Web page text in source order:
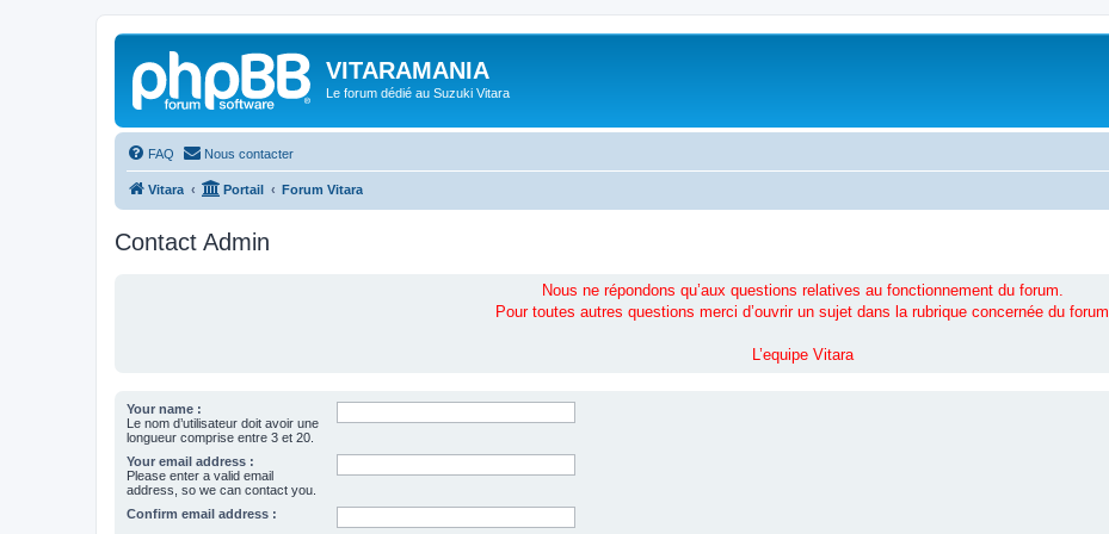
VITARAMANIA
Le forum dédié au Suzuki Vitara
FAQ Nous contacter
Vitara Portail Forum Vitara
Contact Admin
Nous ne répondons qu’aux questions relatives au fonctionnement du forum.
Pour toutes autres questions merci d’ouvrir un sujet dans la rubrique concernée du forum
L’equipe Vitara
Your name :
Le nom d’utilisateur doit avoir une
longueur comprise entre 3 et 20.
Your email address :
Please enter a valid email
address, so we can contact you.
Confirm email address :